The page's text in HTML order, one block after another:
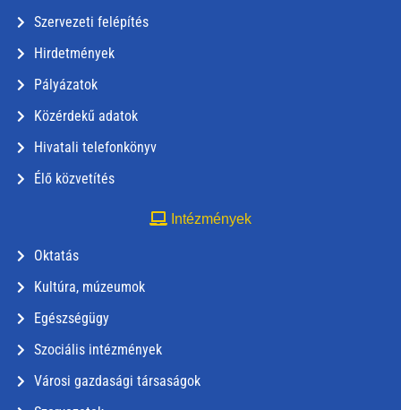
Szervezeti felépítés
Hirdetmények
Pályázatok
Közérdekű adatok
Hivatali telefonkönyv
Élő közvetítés
Intézmények
Oktatás
Kultúra, múzeumok
Egészségügy
Szociális intézmények
Városi gazdasági társaságok